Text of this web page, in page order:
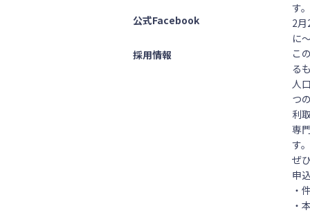
公式Facebook
採用情報
す
2
に
こ
る
人
つ
利
専
す
ぜ
申
・
・